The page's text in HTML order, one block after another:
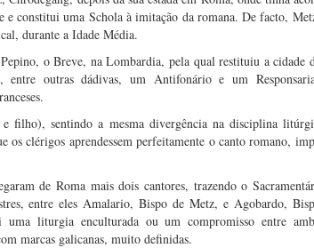
e constitui uma Schola à imitação da romana. De facto,
durante a Idade Média.
o Breve, na Lombardia, pela qual restituiu a cidade
outras dádivas, um Antifonário e um
e filho), sentindo a mesma divergência na disciplina
os clérigos aprendessem perfeitamente o canto romano,
de Roma mais dois cantores, trazendo o
entre eles Amalario, Bispo de Metz, e Agobardo,
uma liturgia enculturada ou um compromisso entre
marcas galicanas, muito definidas.